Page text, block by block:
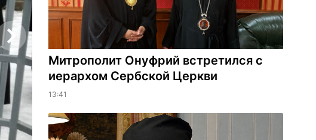
Митрополит Онуфрий встретился с
иерархом Сербской Церкви
13:41